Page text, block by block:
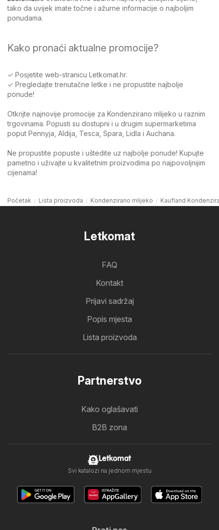
tako da uvijek imate točne i ažurne informacije o najboljim
ponudama.
Kako pronaći aktualne promocije?
✓ Posjetite web-stranicu Letkomat.hr.
✓ Pregledajte trenutačne letke i ne propustite najbolje
ponude!
Otkrijte najnovije promocije za Kondenzirano mlijeko u raznim
trgovinama. Popusti su dostupni i u drugim supermarketima
poput Pennyja, Aldija, Tesca, Spara, Lidla i Auchana.
Ne propustite popuste i uštedite uz najbolje ponude! Kupujte
pametno i uživajte u kvalitetnim proizvodima po najpovoljnijim
cijenama!
Početak Lista proizvoda Kondenzirano mlijeko Kaufland
Letkomat
FAQ
Kontakt
Prijavi sadržaj
Popis mjesta
Lista proizvoda
Partnerstvo
Kako oglašavati
B2B zona
Letkomat
Svi katalozi na jednom mjestu